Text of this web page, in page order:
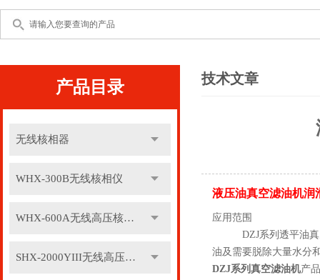
产品目录
无线核相器
WHX-300B无线核相仪
WHX-600A无线高压核相仪
SHX-2000YIII无线高压核相仪
技术文章
液压油真空滤油机润
应用范围
DZJ系列透平油真空
油及需要脱除大量水分
DZJ系列真空滤油机产